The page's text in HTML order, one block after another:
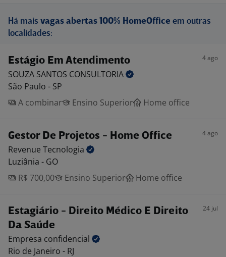
Há mais vagas abertas 100% HomeOffice em outras
localidades:
Estágio Em Atendimento 4 ago
SOUZA SANTOS CONSULTORIA
São Paulo - SP
A combinar
Ensino Superior Home office
Gestor De Projetos - Home Office 4 ago
Revenue Tecnologia
Luziânia - GO
R$ 700,00
Ensino Superior Home office
Estagiário - Direito Médico E Direito
Da Saúde
24 jul
Empresa confidencial
Rio de Janeiro - RJ